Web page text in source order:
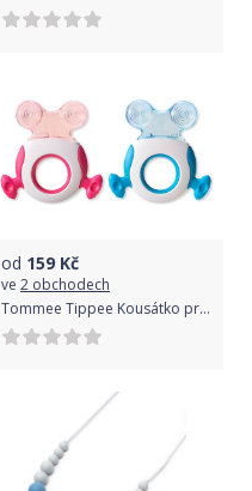
od 159 Kč
ve 2 obchodech
Tommee Tippee Kousátko pro přední zoubky C2N, 4m+